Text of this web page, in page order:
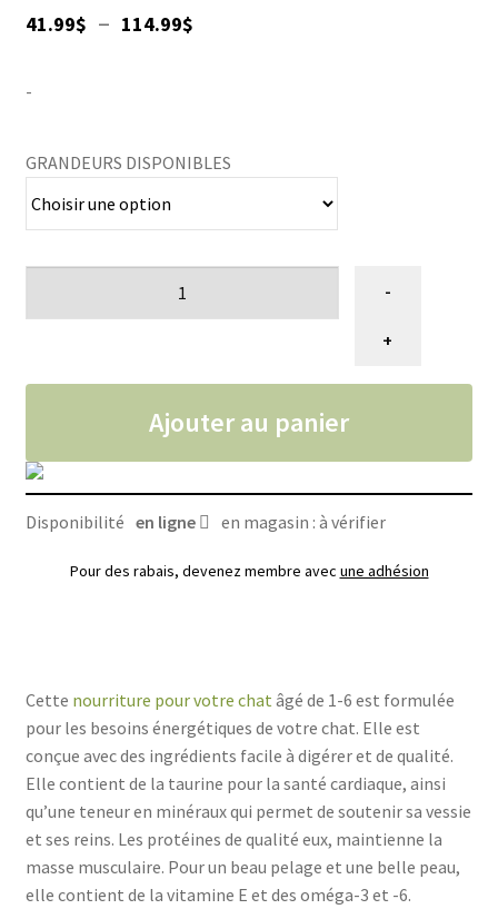
41.99$ – 114.99$Plage
à
114.99$
-
GRANDEURS DISPONIBLES
Nourriture
adulte
Diet
Hill's
-
+
Ajouter au panier
Disponibilité en ligne en magasin : à vérifier
Pour des rabais, devenez membre avec une adhésion
Cette nourriture pour votre chat âgé de 1-6 est formulée
pour les besoins énergétiques de votre chat. Elle est
conçue avec des ingrédients facile à digérer et de qualité.
Elle contient de la taurine pour la santé cardiaque, ainsi
qu’une teneur en minéraux qui permet de soutenir sa vessie
et ses reins. Les protéines de qualité eux, maintienne la
masse musculaire. Pour un beau pelage et une belle peau,
elle contient de la vitamine E et des oméga-3 et -6.